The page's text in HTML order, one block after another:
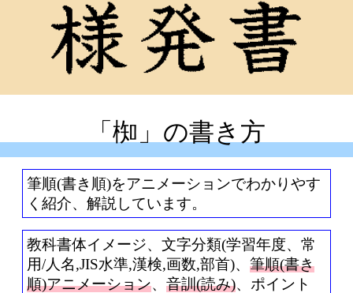
「椥」の書き方
筆順(書き順)をアニメーションでわかりやす
く紹介、解説しています。
教科書体イメージ、文字分類(学習年度、常
用/人名,JIS水準,漢検,画数,部首)、 筆順(書き
順)アニメーション、 音訓(読み)、ポイント